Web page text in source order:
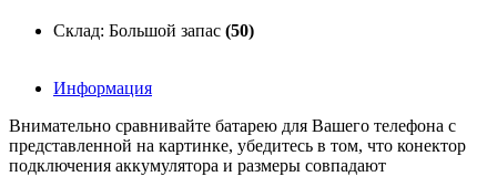
Склад: Большой запас (50)
Информация
Внимательно сравнивайте батарею для Вашего телефона с
представленной на картинке, убедитесь в том, что конектор
подключения аккумулятора и размеры совпадают